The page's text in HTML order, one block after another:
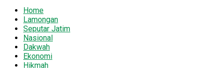
Home
Lamongan
Seputar Jatim
Nasional
Dakwah
Ekonomi
Hikmah